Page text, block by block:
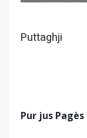
Puttaghji
Pur jus Pagès